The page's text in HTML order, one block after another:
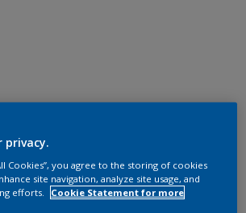
privacy.
Cookies”, you agree to the storing of cookies
site navigation, analyze site usage, and
efforts.
Cookie Statement for more